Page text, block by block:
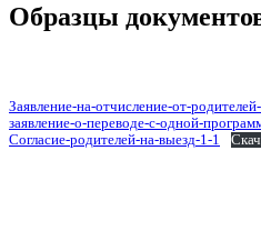
Образцы
Заявление-на-отчисление-от-
заявление-о-переводе-с-одной-
Согласие-родителей-на-выезд-1-1